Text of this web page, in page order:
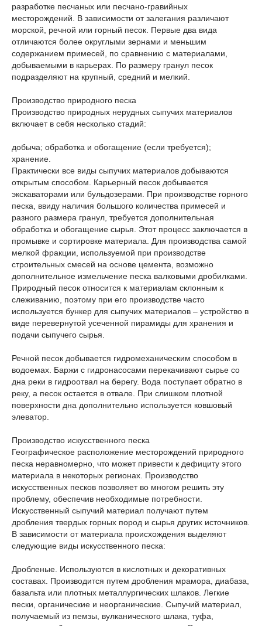
разработке песчаных или песчано-гравийных
месторождений. В зависимости от залегания различают
морской, речной или горный песок. Первые два вида
отличаются более округлыми зернами и меньшим
содержанием примесей, по сравнению с материалами,
добываемыми в карьерах. По размеру гранул песок
подразделяют на крупный, средний и мелкий.
Производство природного песка
Производство природных нерудных сыпучих материалов
включает в себя несколько стадий:
добыча; обработка и обогащение (если требуется);
хранение.
Практически все виды сыпучих материалов добываются
открытым способом. Карьерный песок добывается
экскаваторами или бульдозерами. При производстве горного
песка, ввиду наличия большого количества примесей и
разного размера гранул, требуется дополнительная
обработка и обогащение сырья. Этот процесс заключается в
промывке и сортировке материала. Для производства самой
мелкой фракции, используемой при производстве
строительных смесей на основе цемента, возможно
дополнительное измельчение песка валковыми дробилками.
Природный песок относится к материалам склонным к
слеживанию, поэтому при его производстве часто
используется бункер для сыпучих материалов – устройство в
виде перевернутой усеченной пирамиды для хранения и
подачи сыпучего сырья.
Речной песок добывается гидромеханическим способом в
водоемах. Баржи с гидронасосами перекачивают сырье со
дна реки в гидроотвал на берегу. Вода поступает обратно в
реку, а песок остается в отвале. При слишком плотной
поверхности дна дополнительно используется ковшовый
элеватор.
Производство искусственного песка
Географическое расположение месторождений природного
песка неравномерно, что может привести к дефициту этого
материала в некоторых регионах. Производство
искусственных песков позволяет во многом решить эту
проблему, обеспечив необходимые потребности.
Искусственный сыпучий материал получают путем
дробления твердых горных пород и сырья других источников.
В зависимости от материала происхождения выделяют
следующие виды искусственного песка:
Дробленые. Используются в кислотных и декоративных
составах. Производится путем дробления мрамора, диабаза,
базальта или плотных металлургических шлаков. Легкие
пески, органические и неорганические. Сыпучий материал,
получаемый из пемзы, вулканического шлака, туфа,